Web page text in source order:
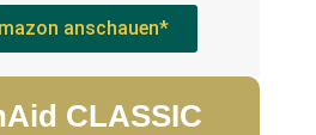
anschauen*
CLASSIC